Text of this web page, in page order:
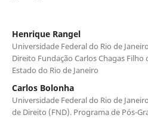
Henrique Rangel
Universidade Federal do Rio de
Direito Fundação Carlos Chagas Filho
Estado do Rio de Janeiro
Carlos Bolonha
Universidade Federal do Rio de
de Direito (FND). Programa de Pós-